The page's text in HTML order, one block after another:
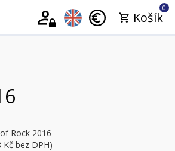
0
Košík
Rock 2016
bez DPH)